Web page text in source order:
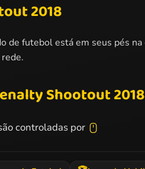
2018
de futebol está em seus pés
Shootout 2018
controladas por